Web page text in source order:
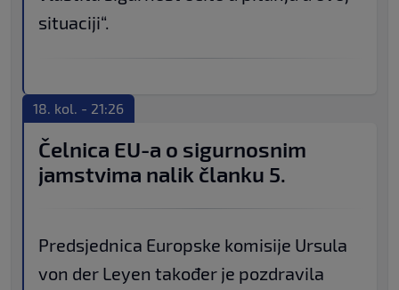
situaciji“.
18. kol. - 21:26
Čelnica EU-a o sigurnosnim
jamstvima nalik članku 5.
Predsjednica Europske komisije Ursula
von der Leyen također je pozdravila